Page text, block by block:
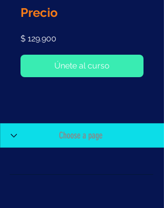
Precio
$ 129.900
Únete al curso